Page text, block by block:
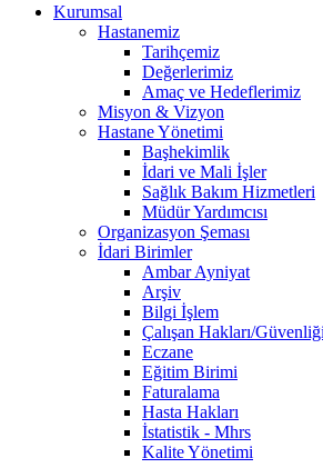
Kurumsal
Hastanemiz
Tarihçemiz
Değerlerimiz
Amaç ve Hedeflerimiz
Misyon & Vizyon
Hastane Yönetimi
Başhekimlik
İdari ve Mali İşler
Sağlık Bakım Hizmetleri
Müdür Yardımcısı
Organizasyon Şeması
İdari Birimler
Ambar Ayniyat
Arşiv
Bilgi İşlem
Çalışan Hakları/Güvenliği
Eczane
Eğitim Birimi
Faturalama
Hasta Hakları
İstatistik - Mhrs
Kalite Yönetimi